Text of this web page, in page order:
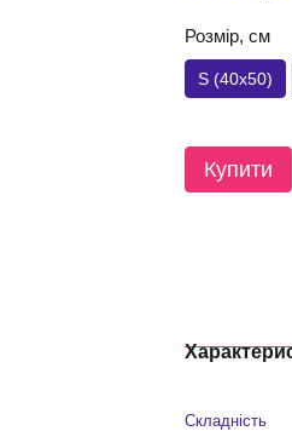
Розмір, см
S (40x50)
Купити
Складність